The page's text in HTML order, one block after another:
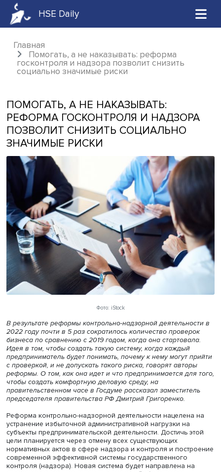
HSE Daily
Главная
Помогать, а не наказывать: реформа
госконтроля и надзора позволит снизить
ПОМОГАТЬ, А НЕ НАКАЗЫВАТЬ:
РЕФОРМА ГОСКОНТРОЛЯ И
ПОЗВОЛИТ СНИЗИТЬ СОЦИАЛЬНО
ЗНАЧИМЫЕ РИСКИ
Фото: iStock
В результате реформы контрольно-надзорной
2022 году почти в 5 раз сократилось количество
бизнеса по сравнению с 2019 годом, когда она
Идея в том, чтобы создать такую систему, когда каждый
с проверкой, и не допускать такого риска, говорят
реформы. О том, как она идет и что предпринимается
чтобы создать комфортную деловую среду, на
правительственном часе в Госдуме рассказал
председателя правительства РФ Дмитрий Григоренко.